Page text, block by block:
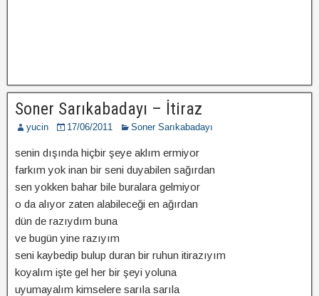
Soner Sarıkabadayı – İtiraz
yucin 17/06/2011 Soner Sarıkabadayı
senin dışında hiçbir şeye aklım ermiyor
farkım yok inan bir seni duyabilen sağırdan
sen yokken bahar bile buralara gelmiyor
o da alıyor zaten alabileceği en ağırdan
dün de razıydım buna
ve bugün yine razıyım
seni kaybedip bulup duran bir ruhun itirazıyım
koyalım işte gel her bir şeyi yoluna
uyumayalım kimselere sarıla sarıla